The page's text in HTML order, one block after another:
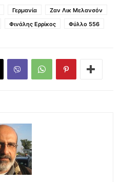
Γερμανία
Ζαν Λικ Μελανσόν
Φινάλης Ερρίκος Φύλλο 556